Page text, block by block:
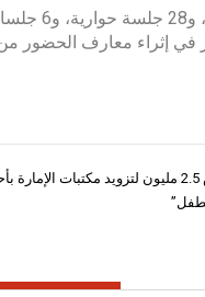
وضمت أجندة المؤتمر، على مدى أيامه
من 11 دولة، حيث ساهم المؤتمر في إثراء
حاكم الشارقة يوجه بتخصيص 2.5 مليون لتزويد